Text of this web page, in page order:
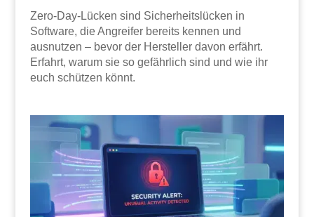
Zero-Day-Lücken sind Sicherheitslücken in
Software, die Angreifer bereits kennen und
ausnutzen – bevor der Hersteller davon erfährt.
Erfahrt, warum sie so gefährlich sind und wie ihr
euch schützen könnt.